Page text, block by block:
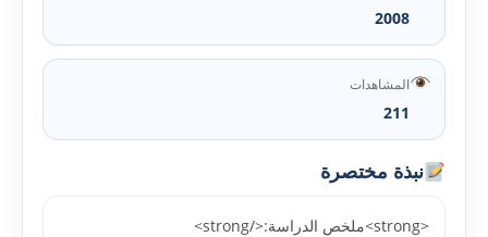
2008
المشاهدات
211
نبذة مختصرة
<strong>ملخص الدراسة:</strong>